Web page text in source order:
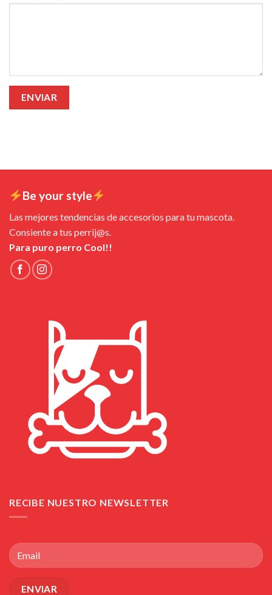
Be your style
Las mejores tendencias de accesorios para tu mascota.
Consiente a tus perrij@s.
Para puro perro Cool!!
RECIBE NUESTRO NEWSLETTER